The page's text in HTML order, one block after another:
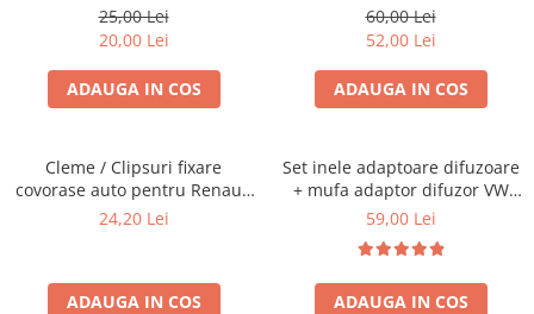
25,00 Lei
20,00 Lei
ADAUGA IN COS
60,00 Lei
52,00 Lei
ADAUGA IN COS
Cleme / Clipsuri fixare
covorase auto pentru Renault
/ Nissan
24,20 Lei
ADAUGA IN COS
Set inele adaptoare difuzoare
+ mufa adaptor difuzor VW
Golf IV
59,00 Lei
ADAUGA IN COS